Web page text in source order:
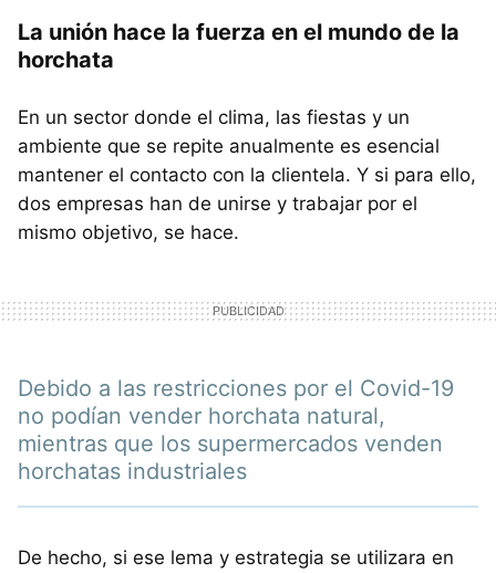
La unión hace la fuerza en el mundo de la
horchata
En un sector donde el clima, las fiestas y un
ambiente que se repite anualmente es esencial
mantener el contacto con la clientela. Y si para ello,
dos empresas han de unirse y trabajar por el
mismo objetivo, se hace.
Debido a las restricciones por el Covid-19
no podían vender horchata natural,
mientras que los supermercados venden
horchatas industriales
De hecho, si ese lema y estrategia se utilizara en